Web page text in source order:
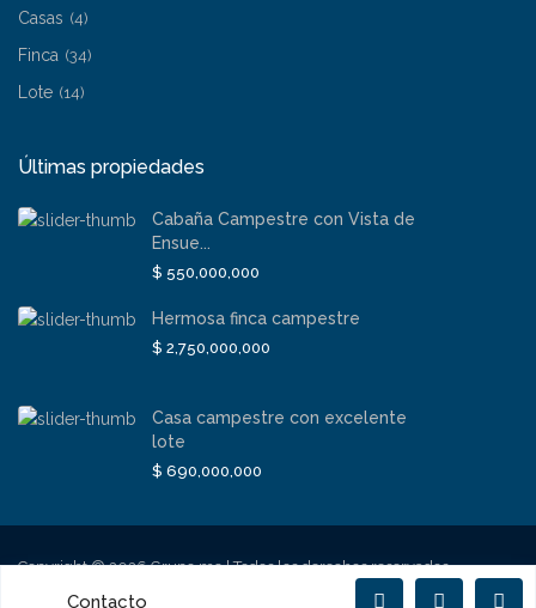
Casas (4)
Finca (34)
Lote (14)
Últimas propiedades
Cabaña Campestre con Vista de
Ensue...
$ 550,000,000
Hermosa finca campestre
$ 2,750,000,000
Casa campestre con excelente
lote
$ 690,000,000
Copyright © 2026 Grupo mc | Todos los derechos reservados -
Desarrollado por Tienwi
Contacto